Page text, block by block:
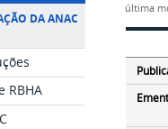
DA ANAC
RBHA
última